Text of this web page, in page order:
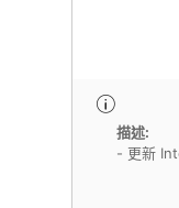
描述:
- 更新